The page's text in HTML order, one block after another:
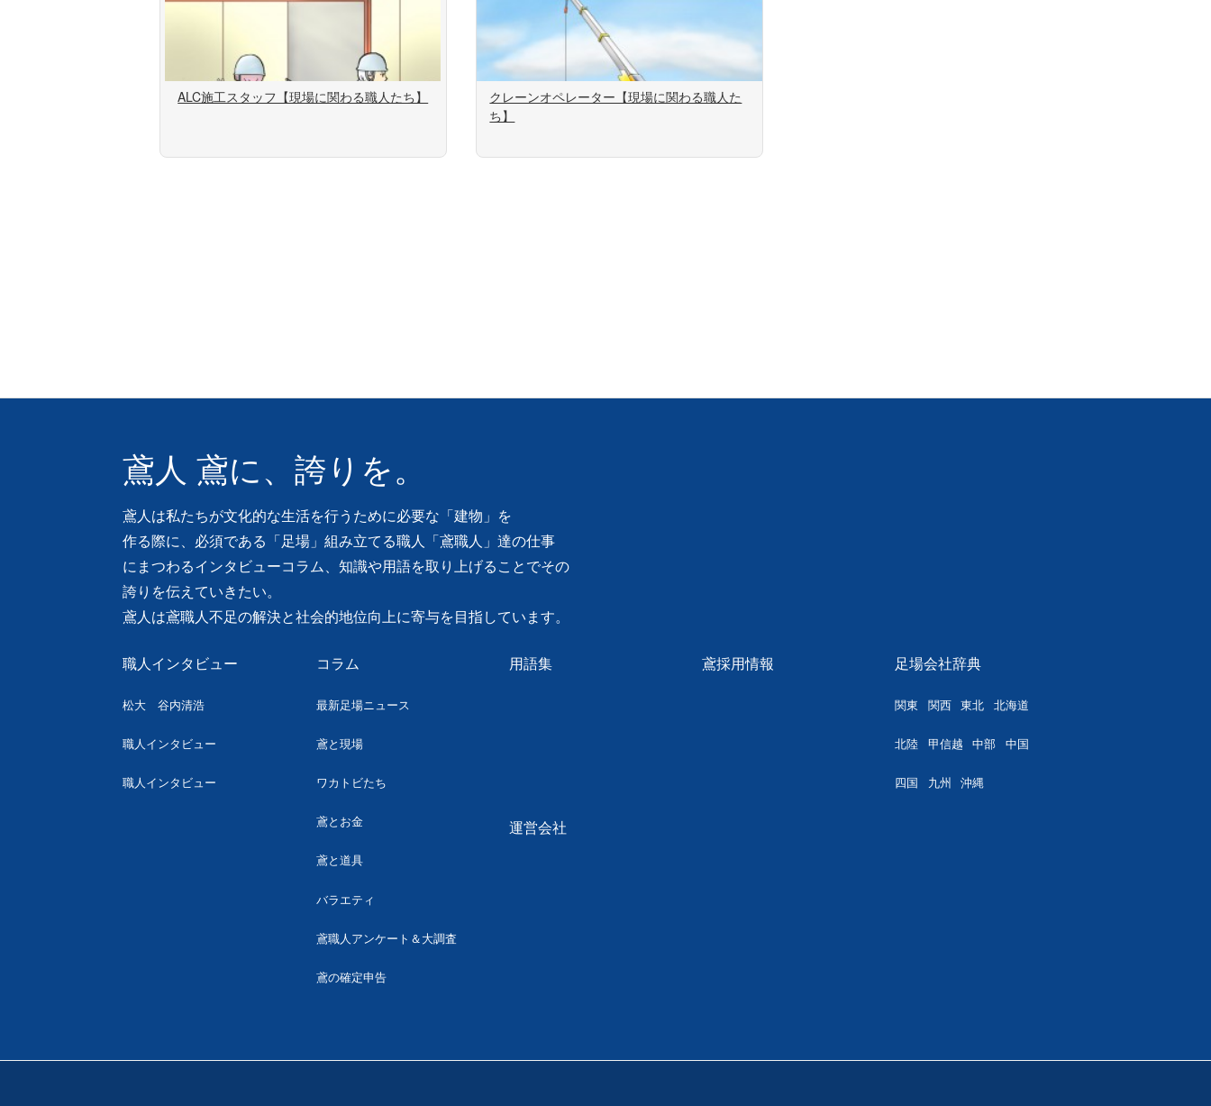
ALC施工スタッフ【現場に関わる職人たち】
クレーンオペレーター【現場に関わる職人た
ち】
鳶人 鳶に、誇りを。
鳶人は私たちが文化的な生活を行うために必要な「建物」を
作る際に、必須である「足場」組み立てる職人「鳶職人」達の仕事
にまつわるインタビューコラム、知識や用語を取り上げることでその
誇りを伝えていきたい。
鳶人は鳶職人不足の解決と社会的地位向上に寄与を目指しています。
職人インタビュー
松大 谷内清浩
職人インタビュー
職人インタビュー
コラム
最新足場ニュース
鳶と現場
ワカトビたち
鳶とお金
鳶と道具
バラエティ
鳶職人アンケート＆大調査
鳶の確定申告
用語集 鳶採用情報 足場会社辞典
関東 関西 東北 北海道
北陸 甲信越 中部 中国
四国 九州 沖縄
運営会社